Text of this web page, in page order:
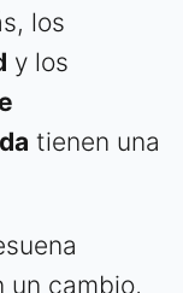
los
y los
tienen una
un cambio,